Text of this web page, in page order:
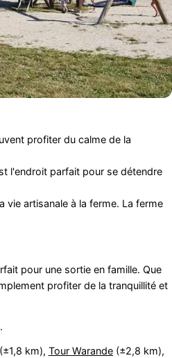
profiter du calme de la
l'endroit parfait pour se détendre
artisanale à la ferme. La ferme
pour une sortie en famille. Que
profiter de la tranquillité et
km), Tour Warande(±2,8 km),